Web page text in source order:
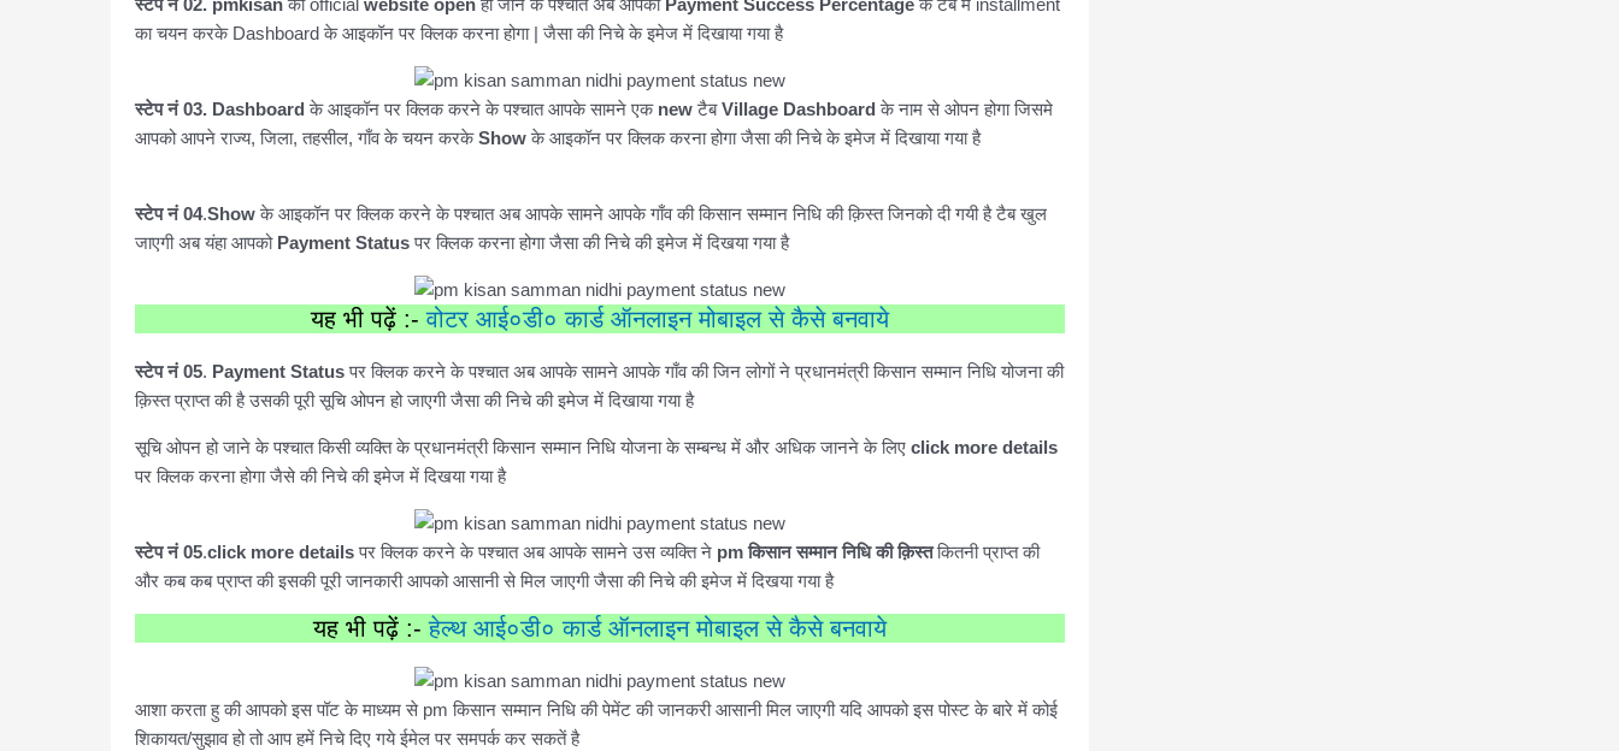
स्टेप नं 02. pmkisanकी official website openहो जाने के पश्चात अब आपको Payment Success Percentageके टैब में installment
का चयन करके Dashboard के आइकॉन पर क्लिक करना होगा | जैसा की निचे के इमेज में दिखाया गया है
स्टेप नं 03. Dashboardके आइकॉन पर क्लिक करने के पश्चात आपके सामने एक newटैबVillage Dashboard के नाम से ओपन होगा जिसमे
आपको आपने राज्य, जिला, तहसील, गाँव के चयन करकेShowके आइकॉन पर क्लिक करना होगा जैसा की निचे के इमेज में दिखाया गया है
स्टेप नं 04.Showके आइकॉन पर क्लिक करने के पश्चात अब आपके सामने आपके गाँव की किसान सम्मान निधि की क़िस्त जिनको दी गयी है टैब खुल
जाएगी अब यंहा आपको Payment Statusपर क्लिक करना होगा जैसा की निचे की इमेज में दिखया गया है
यह भी पढ़ें :-वोटर आई०डी० कार्ड ऑनलाइन मोबाइल से कैसे बनवाये
स्टेप नं 05. Payment Statusपर क्लिक करने के पश्चात अब आपके सामने आपके गाँव की जिन लोगों ने प्रधानमंत्री किसान सम्मान निधि योजना की
क़िस्त प्राप्त की है उसकी पूरी सूचि ओपन हो जाएगी जैसा की निचे की इमेज में दिखाया गया है
सूचि ओपन हो जाने के पश्चात किसी व्यक्ति के प्रधानमंत्री किसान सम्मान निधि योजना के सम्बन्ध में और अधिक जानने के लिए click more details
पर क्लिक करना होगा जैसे की निचे की इमेज में दिखया गया है
स्टेप नं 05.click more detailsपर क्लिक करने के पश्चात अब आपके सामने उस व्यक्ति ने pm किसान सम्मान निधि की क़िस्तकितनी प्राप्त की
और कब कब प्राप्त की इसकी पूरी जानकारी आपको आसानी से मिल जाएगी जैसा की निचे की इमेज में दिखया गया है
यह भी पढ़ें :-हेल्थ आई०डी० कार्ड ऑनलाइन मोबाइल से कैसे बनवाये
आशा करता हु की आपको इस पॉट के माध्यम से pm किसान सम्मान निधि की पेमेंट की जानकरी आसानी मिल जाएगी यदि आपको इस पोस्ट के बारे में कोई
शिकायत/सुझाव हो तो आप हमें निचे दिए गये ईमेल पर समपर्क कर सकतें है